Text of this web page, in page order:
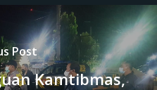
Post
Kamtibmas,